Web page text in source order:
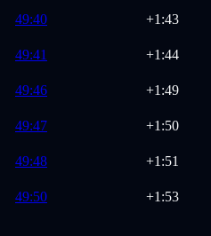
49:40 +1:43
49:41 +1:44
49:46 +1:49
49:47 +1:50
49:48 +1:51
49:50 +1:53